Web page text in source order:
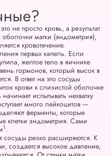
не просто кровь, а результат
матки (эндометрия),
кровотечение.
первых капель. Если
желтое тело в яичнике
гормонов, который высок в
В ответ на это сосуды
крови к слизистой оболочке
испытывать нехватку
много лейкоцитов —
ферменты, которые
клетки эндометрия. Сами
1.
сосуды резко расширяются. К
создается высокое давление,